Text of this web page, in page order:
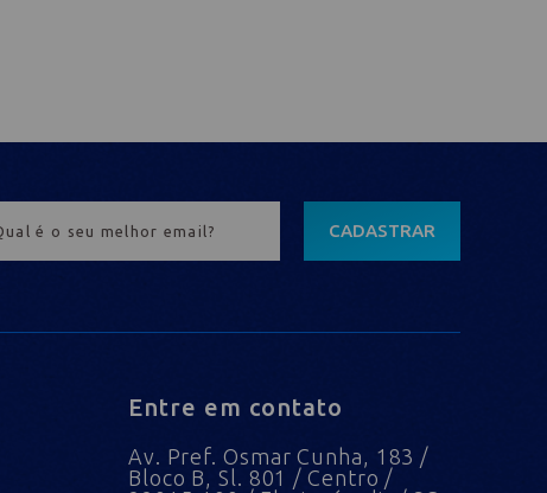
CADASTRAR
Entre em contato
Av. Pref. Osmar Cunha, 183 /
Bloco B, Sl. 801 / Centro /